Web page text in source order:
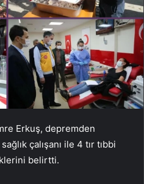
Erkuş, depremden
çalışanı ile 4 tır tıbbi
belirtti.